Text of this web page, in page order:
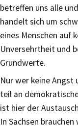
betreffen uns alle
handelt sich um
eines Menschen auf
Unversehrtheit und
Grundwerte.
Nur wer keine Angst
teil an
ist hier der
In Sachsen